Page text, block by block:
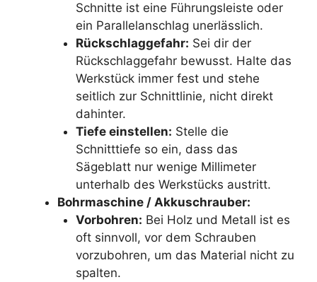
Schnitte ist eine Führungsleiste oder
ein Parallelanschlag unerlässlich.
Rückschlaggefahr: Sei dir der
Rückschlaggefahr bewusst. Halte das
Werkstück immer fest und stehe
seitlich zur Schnittlinie, nicht direkt
dahinter.
Tiefe einstellen: Stelle die
Schnitttiefe so ein, dass das
Sägeblatt nur wenige Millimeter
unterhalb des Werkstücks austritt.
Bohrmaschine / Akkuschrauber:
Vorbohren: Bei Holz und Metall ist es
oft sinnvoll, vor dem Schrauben
vorzubohren, um das Material nicht zu
spalten.